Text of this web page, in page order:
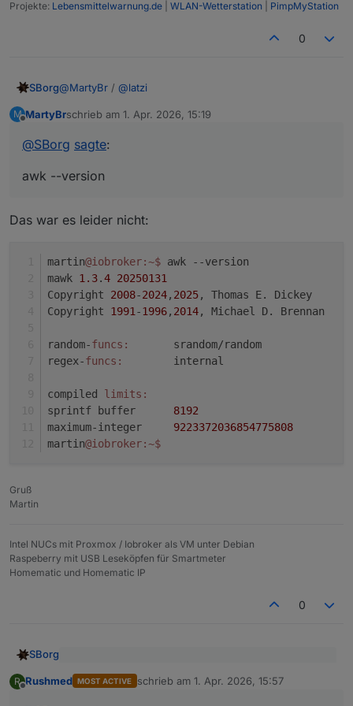
Projekte: Lebensmittelwarnung.de WLAN-Wetterstation PimpMyStation
0
SBorg@MartyBr / @latzi
Sieht fast identisch aus. Mir ist gerade ein Unterschied
berücksichtigt habe. >3.6.0 wird nun auch der Befehl
installiert (und ich prüfe aktuell auch nicht ob er
"command not found
M MartyBrschrieb am 1. Apr. 2026, 15:19
zuletzt editiert von
@SBorg sagte:
awk --version
Das war es leider nicht:
martin@iobroker:~$ awk --version
mawk 1.3.4 20250131
Copyright 2008-2024, 2025, Thomas E. Dickey
Copyright 1991-1996, 2014, Michael D. Brennan
random-funcs:
       srandom/random
regex-funcs:
        internal
compiled limits:
sprintf buffer 8192
maximum-integer 9223372036854775808
martin@iobroker:~$
Gruß
Martin
Intel NUCs mit Proxmox / Iobroker als VM unter Debian
Raspeberry mit USB Leseköpfen für Smartmeter
Homematic und Homematic IP
0
SBorg
R Rushmed MOST ACTIVE schrieb am 1. Apr. 2026, 15:57
zuletzt editiert von